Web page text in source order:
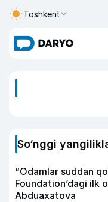
Toshkent
So‘nggi
“Odamlar suddan
Foundation’dagi ilk
Abduaxatova